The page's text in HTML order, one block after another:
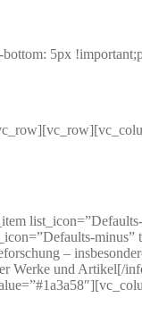
5px
–
Werke und